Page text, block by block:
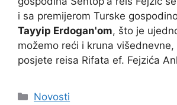
i sa premijerom Turske
Tayyip Erdogan'om, što je
možemo reći i kruna
posjete reisa Rifata ef. Fejzića
Kategorije
Novosti